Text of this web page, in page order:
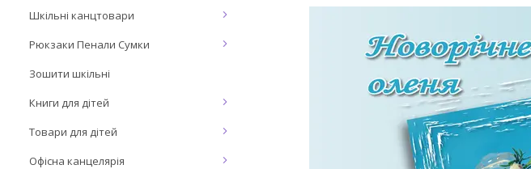
Шкільні канцтовари
Рюкзаки Пенали Сумки
Зошити шкільні
Книги для дітей
Товари для дітей
Офісна канцелярія